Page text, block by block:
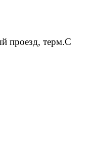
проезд, терм.С